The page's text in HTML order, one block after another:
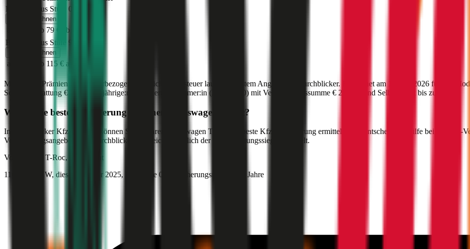
Bonus Malus Stufe 0
Jetzt berechnen
ab 79 €
ab 59 €
Bonus Malus Stufe
Jetzt berechnen
ab 196 € ab 115 € ab 88 €
Monatliche Prämien inkl. motorbezogener Versicherungssteuer laut günstigstem Angebot auf durchblicker. Berechnet am 16. Juli 2026 für das
Sonderausstattung € 2.000 30-jährige:r Versicherungsnehmer:in (PLZ: 1010) mit Versicherungssumme € 20 Mio und Selbstbehalt bis zu
Was ist die beste Versicherung für einen Volkswagen ?
Im durchblicker Kfz-Rechner können Sie für Ihren Volkswagen T-Roc die beste Kfz-Versicherung ermitteln. Als Entscheidungshilfe bei der Kfz-
Versicherungsangeboten im durchblicker Vergleich zusätzlich der Preis-Leistungssieger ermittelt.
Volkswagen
T-Roc, Haftpflicht
116 PS/85 KW, diesel, Baujahr 2025, BM-Stufe 0 , Versicherungsnehmer 30 Jahre